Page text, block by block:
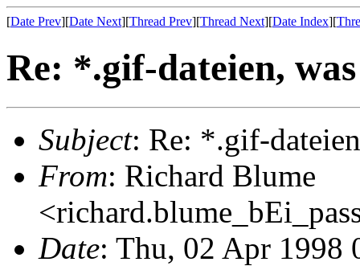
[Date Prev][Date Next][Thread Prev][Thread Next][Date Index][
Re: *.gif-dateien,
Subject: Re: *.gif-
From: Richard Blume
Date: Thu, 02 Apr 1998